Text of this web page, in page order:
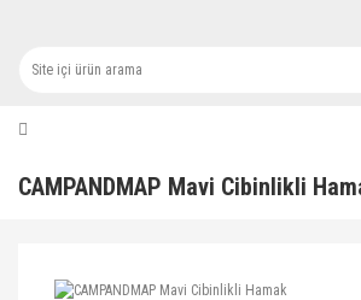
CAMPANDMAP Mavi Cibinlikli